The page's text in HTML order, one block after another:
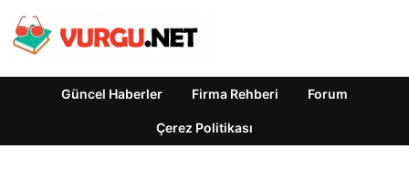
Güncel Haberler Firma Rehberi Forum
Çerez Politikası